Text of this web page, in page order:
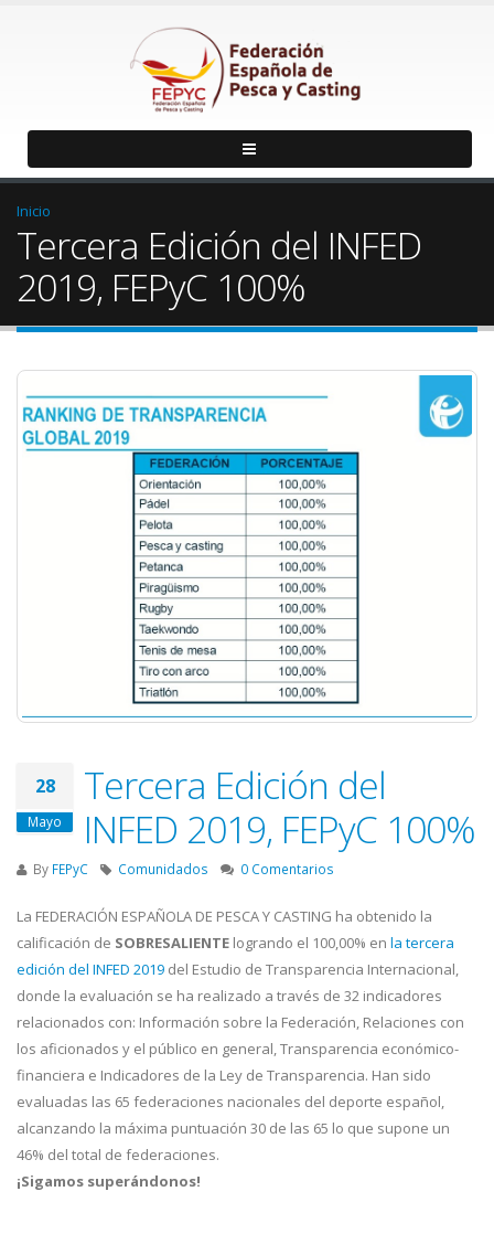
Inicio
Tercera Edición del INFED
2019, FEPyC 100%
28
Mayo
Tercera Edición del
INFED 2019, FEPyC 100%
By FEPyC Comunidados 0 Comentarios
La FEDERACIÓN ESPAÑOLA DE PESCA Y CASTING ha obtenido la
calificación de SOBRESALIENTE logrando el 100,00% en la tercera
edición del INFED 2019 del Estudio de Transparencia Internacional,
donde la evaluación se ha realizado a través de 32 indicadores
relacionados con: Información sobre la Federación, Relaciones con
los aficionados y el público en general, Transparencia económico-
financiera e Indicadores de la Ley de Transparencia. Han sido
evaluadas las 65 federaciones nacionales del deporte español,
alcanzando la máxima puntuación 30 de las 65 lo que supone un
46% del total de federaciones.
¡Sigamos superándonos!